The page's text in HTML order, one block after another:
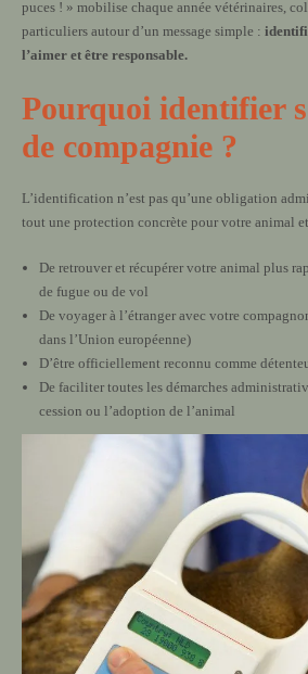
puces ! » mobilise chaque année vétérinaires,
particuliers autour d’un message simple :
l’aimer et être responsable.
Pourquoi identifier
de compagnie ?
L’identification n’est pas qu’une obligation
tout une protection concrète pour votre animal
De retrouver et récupérer votre animal plus
de fugue ou de vol
De voyager à l’étranger avec votre
dans l’Union européenne)
D’être officiellement reconnu comme
De faciliter toutes les démarches
cession ou l’adoption de l’animal